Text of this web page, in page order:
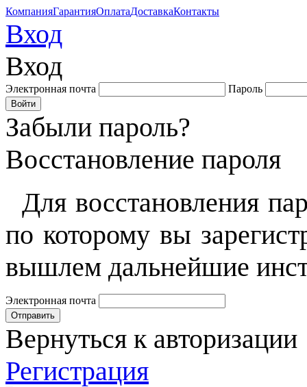
КомпанияГарантияОплатаДоставкаКонтакты
Вход
Вход
Электронная почта Пароль
Забыли пароль?
Восстановление пароля
Для восстановления
по которому вы
вышлем дальнейшие
Электронная почта
Вернуться к авторизации
Регистрация